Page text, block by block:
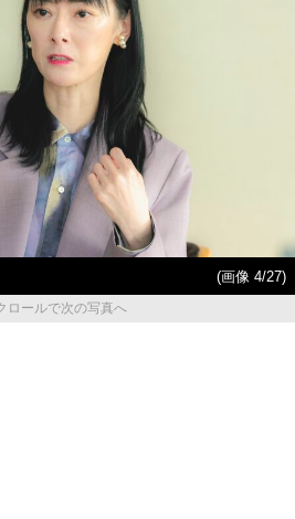
(画像 4/27)
ロールで次の写真へ